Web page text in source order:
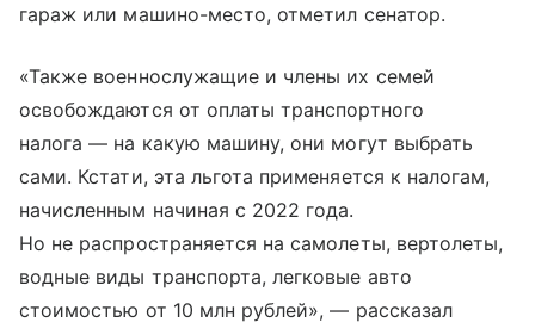
гараж или машино-место, отметил сенатор.
«Также военнослужащие и члены их семей
освобождаются от оплаты транспортного
налога — на какую машину, они могут выбрать
сами. Кстати, эта льгота применяется к налогам,
начисленным начиная с 2022 года.
Но не распространяется на самолеты, вертолеты,
водные виды транспорта, легковые авто
стоимостью от 10 млн рублей», — рассказал